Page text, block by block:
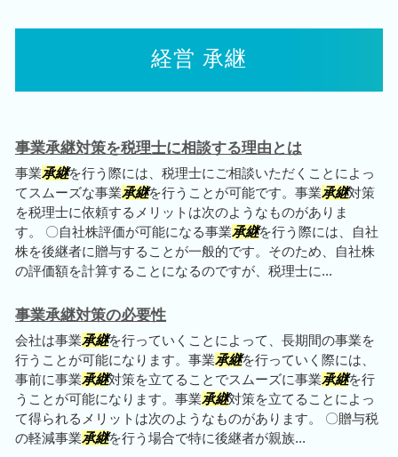
経営 承継
事業承継対策を税理士に相談する理由とは
事業承継を行う際には、税理士にご相談いただくことによっ
てスムーズな事業承継を行うことが可能です。事業承継対策
を税理士に依頼するメリットは次のようなものがありま
す。 〇自社株評価が可能になる事業承継を行う際には、自社
株を後継者に贈与することが一般的です。そのため、自社株
の評価額を計算することになるのですが、税理士に...
事業承継対策の必要性
会社は事業承継を行っていくことによって、長期間の事業を
行うことが可能になります。事業承継を行っていく際には、
事前に事業承継対策を立てることでスムーズに事業承継を行
うことが可能になります。事業承継対策を立てることによっ
て得られるメリットは次のようなものがあります。 〇贈与税
の軽減事業承継を行う場合で特に後継者が親族...